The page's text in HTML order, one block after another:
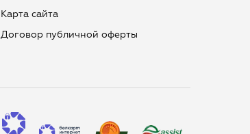
Карта сайта
Договор публичной оферты